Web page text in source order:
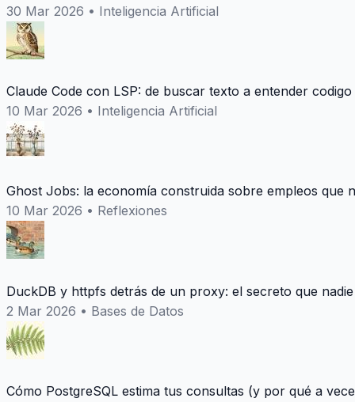
30 Mar 2026 • Inteligencia Artificial
Claude Code con LSP: de buscar texto a entender codigo
10 Mar 2026 • Inteligencia Artificial
Ghost Jobs: la economía construida sobre empleos que
10 Mar 2026 • Reflexiones
DuckDB y httpfs detrás de un proxy: el secreto que
2 Mar 2026 • Bases de Datos
Cómo PostgreSQL estima tus consultas (y por qué a